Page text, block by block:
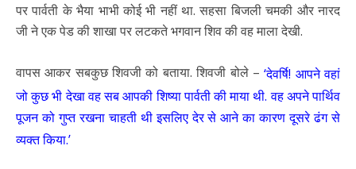
पर पार्वती के भैया भाभी कोई भी नहीं था. सहसा बिजली चमकी और नारद
जी ने एक पेड की शाखा पर लटकते भगवान शिव की वह माला देखी.
वापस आकर सबकुछ शिवजी को बताया. शिवजी बोले – ‘देवर्षि! आपने वहां
जो कुछ भी देखा वह सब आपकी शिष्या पार्वती की माया थी. वह अपने पार्थिव
पूजन को गुप्त रखना चाहती थी इसलिए देर से आने का कारण दूसरे ढंग से
व्यक्त किया.’